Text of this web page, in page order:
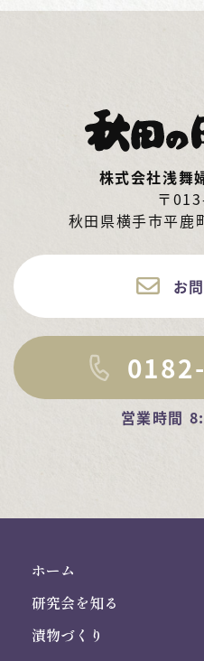
株式会社浅舞
〒
秋田県横手市平鹿
お
営業時間
ホーム
研究会を知る
漬物づくり